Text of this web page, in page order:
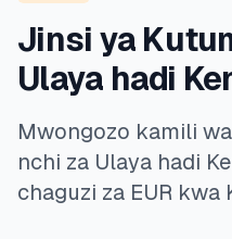
🇰🇪Kenya
💳BIDHAA
Pata Mkopo
Jinsi ya
Ulaya hadi
Mwongozo kamili
nchi za Ulaya hadi
chaguzi za EUR kwa